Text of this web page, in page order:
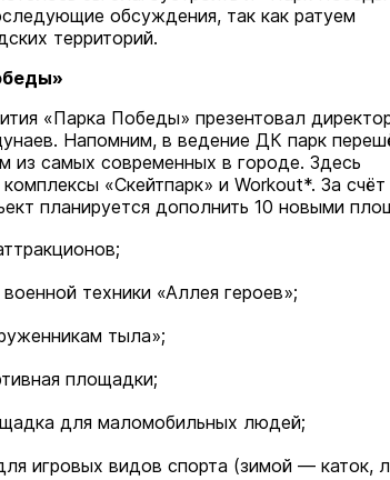
в театре
бывает
18 марта 11:05
Как узнать на законных
кто собственник
26 августа 19:00
На ощупь.
лабиринту
Город
обсуждения, так как ратуем
территорий.
«Парка Победы» презентовал
Напомним, в ведение ДК парк
из самых современных в городе. Здесь
«Скейтпарк» и Workout*. За счёт
планируется дополнить 10 новыми
техники «Аллея героев»;
тыла»;
площадки;
для маломобильных людей;
игровых видов спорта (зимой — каток,